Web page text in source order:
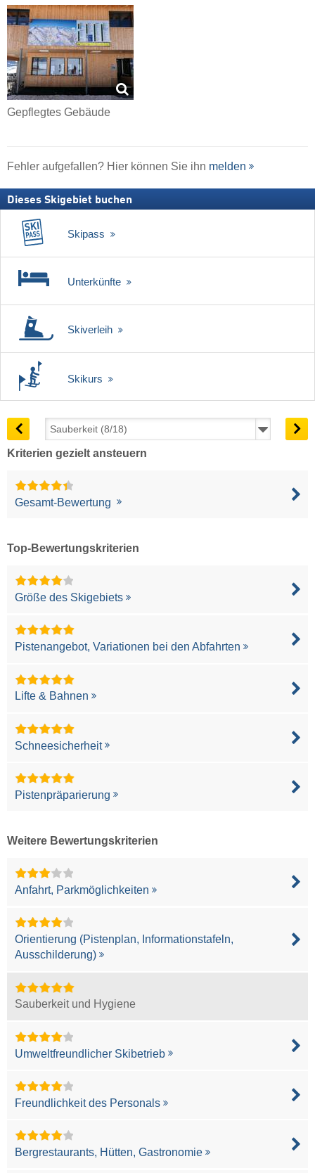
Gepflegtes Gebäude
Fehler aufgefallen? Hier können Sie ihn melden
Dieses Skigebiet buchen
Skipass
Unterkünfte
Skiverleih
Skikurs
Kriterien gezielt ansteuern
Gesamt-Bewertung
Top-Bewertungskriterien
Größe des Skigebiets
Pistenangebot, Variationen bei den Abfahrten
Lifte & Bahnen
Schneesicherheit
Pistenpräparierung
Weitere Bewertungskriterien
Anfahrt, Parkmöglichkeiten
Orientierung (Pistenplan, Informationstafeln,
Ausschilderung)
Sauberkeit und Hygiene
Umweltfreundlicher Skibetrieb
Freundlichkeit des Personals
Bergrestaurants, Hütten, Gastronomie